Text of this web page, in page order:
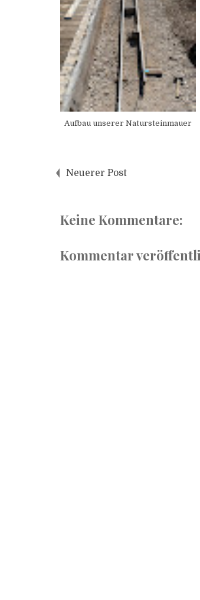
Aufbau unserer Natursteinmauer
Neuerer Post
Keine Kommentare:
Kommentar